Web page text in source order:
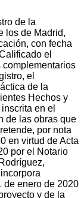
de la
los de Madrid,
con fecha
el
complementarios
el
de la
Hechos y
en el
de las obras que
por nota
en virtud de Acta
por el Notario
de enero de 2020
y de la